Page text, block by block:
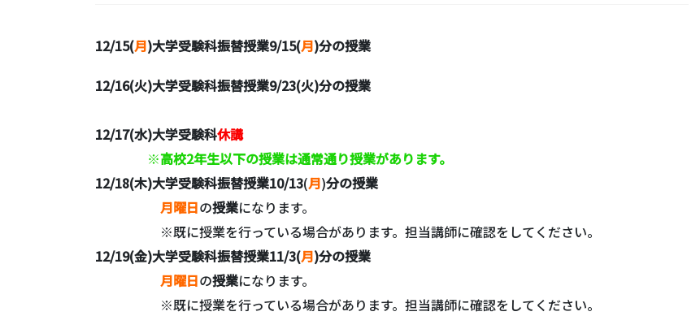
12/15(月)大学受験科振替授業9/15(月)分の授業
12/16(火)大学受験科振替授業9/23(火)分の授業
12/17(水)大学受験科休講
※高校2年生以下の授業は通常通り授業があります。
12/18(木)大学受験科振替授業10/13(月)分の授業
月曜日の授業になります。
※既に授業を行っている場合があります。担当講師に確認をしてください。
12/19(金)大学受験科振替授業11/3(月)分の授業
月曜日の授業になります。
※既に授業を行っている場合があります。担当講師に確認をしてください。